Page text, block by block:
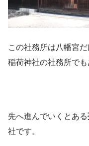
この社務所は八幡宮
稲荷神社の社務所でも
先へ進んでいくとある
社です。